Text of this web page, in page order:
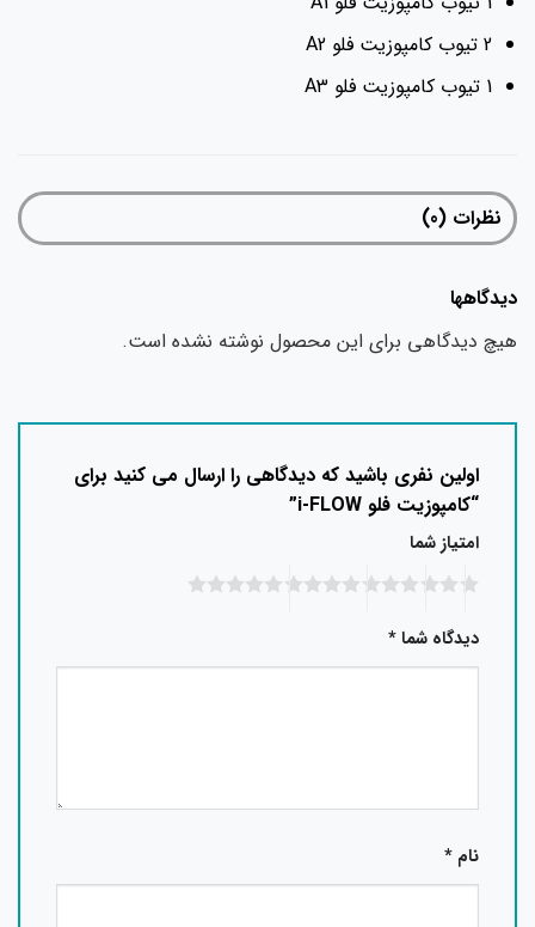
2 تیوب کامپوزیت فلو A2
1 تیوب کامپوزیت فلو A3
نظرات (0)
دیدگاهها
هیچ دیدگاهی برای این محصول نوشته نشده است.
اولین نفری باشید که دیدگاهی را ارسال می کنید برای
“کامپوزیت فلو i-FLOW”
امتیاز شما
دیدگاه شما*
نام *